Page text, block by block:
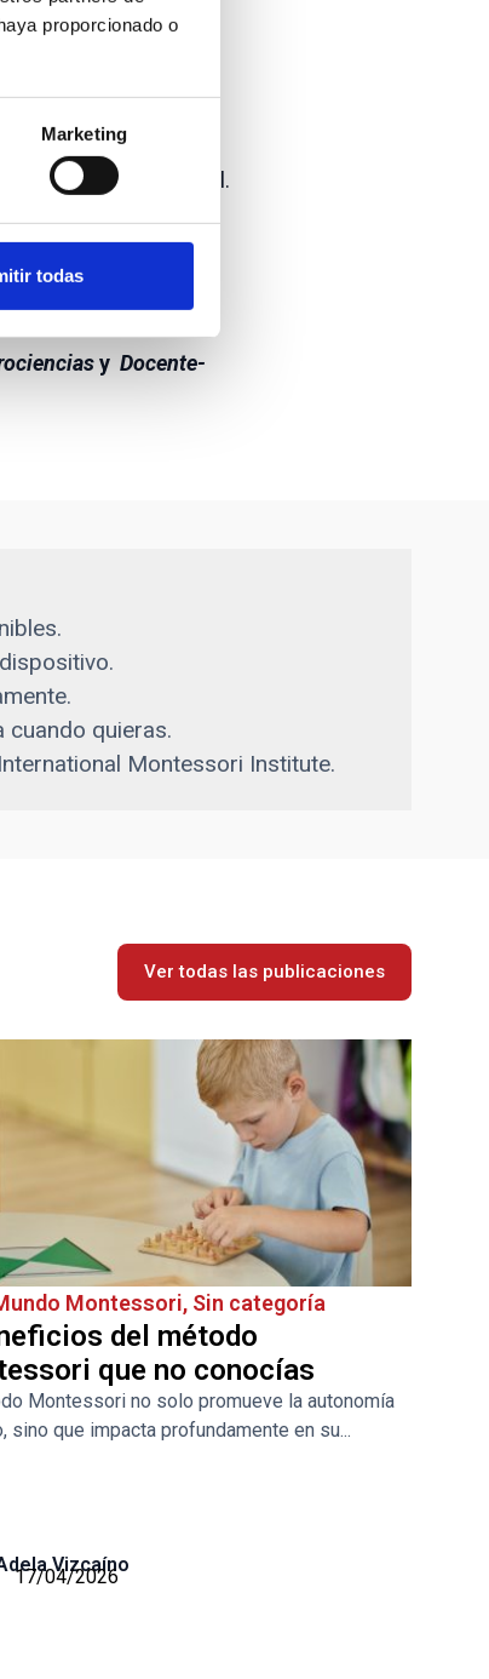
proporcionado o
Marketing
todas
tiene en cuenta lo
la vida del niño/a
y emocional.
yDocente-
cuando quieras.
Montessori Institute.
Ver todas las publicaciones
Montessori, Sin categoría
del método
que no conocías
Montessori no solo promueve la autonomía
sino que impacta profundamente en su...
Vizcaíno
17/04/2026